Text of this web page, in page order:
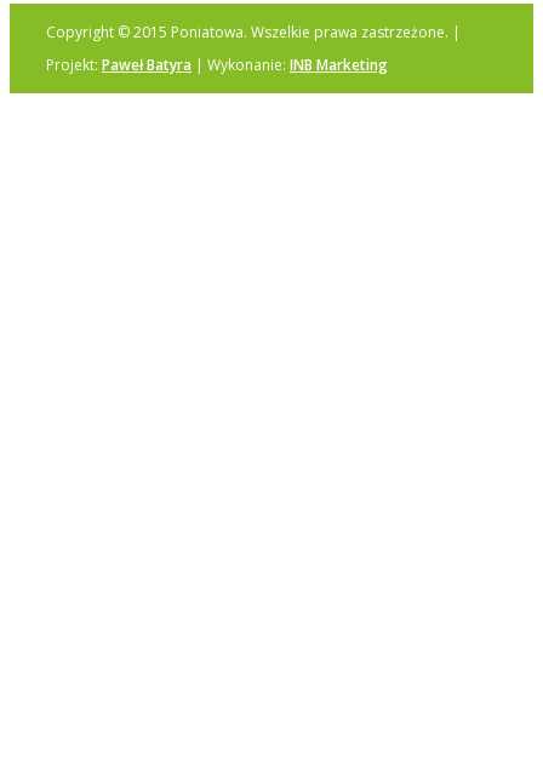
Copyright © 2015 Poniatowa. Wszelkie prawa zastrzeżone. |
Projekt: Paweł Batyra | Wykonanie: INB Marketing